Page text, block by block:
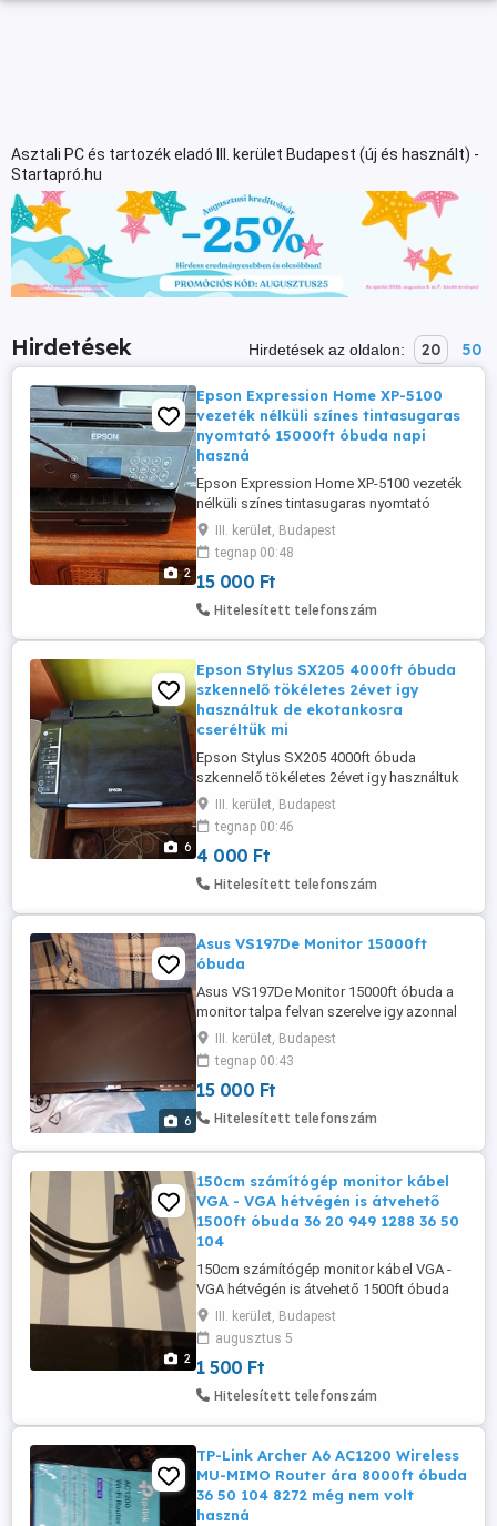
Asztali PC és tartozék eladó III. kerület Budapest (új és használt) -
Startapró.hu
Hirdetések Hirdetések az oldalon: 20 50
2
Epson Expression Home XP-5100
vezeték nélküli színes tintasugaras
nyomtató 15000ft óbuda napi
haszná
Epson Expression Home XP-5100 vezeték
nélküli színes tintasugaras nyomtató
15000ft óbuda napi használatba
tökéletesen müködik vezetékeket adom
hozzá személyesen óbudán lakcimemen
vagy előre fizetés után mpl háztól házig
+6000ft banánosba csomagolva 36 50
stílusos ...
III. kerület, Budapest
tegnap 00:48
15 000 Ft
Hitelesített telefonszám
6
Epson Stylus SX205 4000ft óbuda
szkennelő tökéletes 2évet igy
használtuk de ekotankosra
cseréltük mi
Epson Stylus SX205 4000ft óbuda
szkennelő tökéletes 2évet igy használtuk
de ekotankosra cseréltük mivel azért
időnként szeretnék nyomtatni is vele
lapadagoló nagyon nehezen müködik
javításra szorul igy alkatrésznek
hozzáértőnek javításra javaslom
posta kizárolag előre ...
III. kerület, Budapest
tegnap 00:46
4 000 Ft
Hitelesített telefonszám
6
Asus VS197De Monitor 15000ft
óbuda
Asus VS197De Monitor 15000ft óbuda a
monitor talpa felvan szerelve igy azonnal
használatba is vehető személyesen
óbudán lakcimemen vagy előre fizetés
után mpl csomagautomatába +5000ft
36501048272 18.5-os LED monitor,
felbontás: 1366 768 pixel, 5ms válaszidő,
kontraszt ...
III. kerület, Budapest
tegnap 00:43
15 000 Ft
Hitelesített telefonszám
2
150cm számítógép monitor kábel
VGA - VGA hétvégén is átvehető
1500ft óbuda 36 20 949 1288 36 50
104
150cm számítógép monitor kábel VGA -
VGA hétvégén is átvehető 1500ft óbuda
36 20 949 1288 36 50 104 8272 posta
kizárolag előre fizetés után mpl
csomagautomata +1500ft
III. kerület, Budapest
augusztus 5
1 500 Ft
Hitelesített telefonszám
TP-Link Archer A6 AC1200 Wireless
MU-MIMO Router ára 8000ft óbuda
36 50 104 8272 még nem volt
haszná